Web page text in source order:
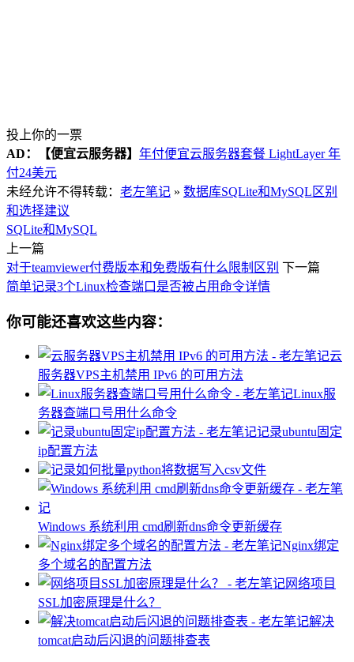
投上你的一票
AD：
【便宜云服务器】 年付便宜云服务器套餐 LightLayer 年
付24美元
未经允许不得转载： 老左笔记 » 数据库SQLite和MySQL区别
和选择建议
SQLite和MySQL
上一篇
对于teamviewer付费版本和免费版有什么限制区别 下一篇
简单记录3个Linux检查端口是否被占用命令详情
你可能还喜欢这些内容：
云
服务器VPS主机禁用 IPv6 的可用方法
Linux服
务器查端口号用什么命令
记录ubuntu固定
ip配置方法
记录如何批量python将数据写入csv文件
Windows 系统利用 cmd刷新dns命令更新缓存
Nginx绑定
多个域名的配置方法
网络项目
SSL加密原理是什么？
解决
tomcat启动后闪退的问题排查表